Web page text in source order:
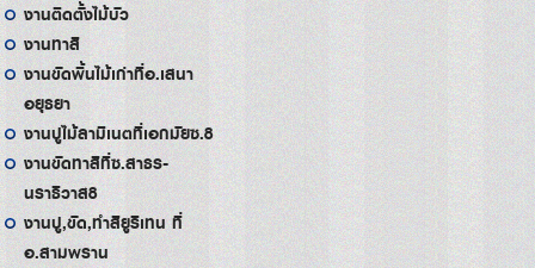
งานติดตั้งไม้บัว
งานทาสี
งานขัดพื้นไม้เก่าที่อ.เสนา
อยุธยา
งานปูไม้ลามิเนตที่เอกมัยซ.8
งานขัดทาสีที่ซ.สาธร-
นราธิวาส8
งานปู,ขัด,ทำสียูริเทน ที่
อ.สามพราน